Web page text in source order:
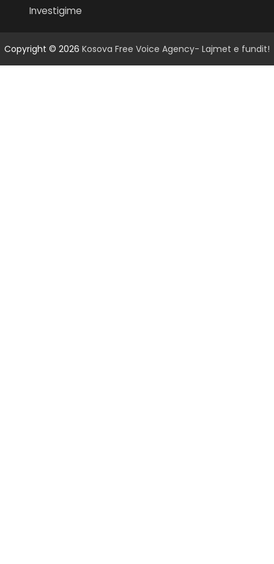
Investigime